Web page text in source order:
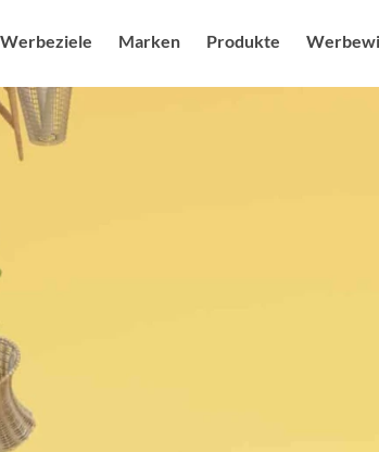
Werbeziele
steigern
feiern
ausbauen
schärfen
Branding stärken
Marken Produkte